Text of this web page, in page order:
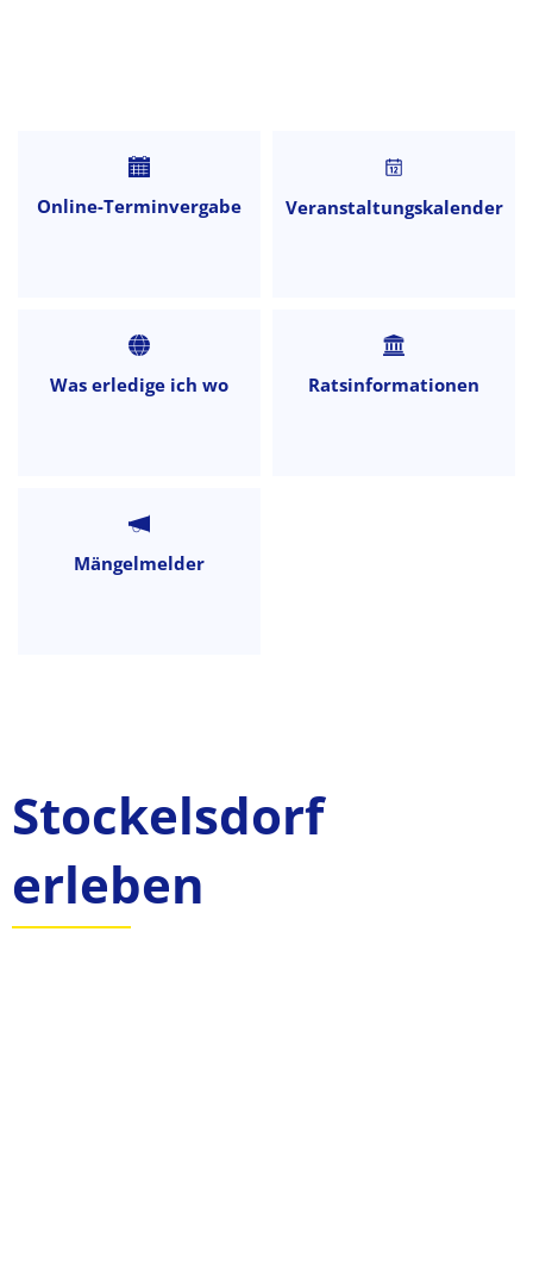
Startseite
Online-Terminvergabe Veranstaltungskalender
Was erledige ich wo Ratsinformationen
Mängelmelder
Stockelsdorf
erleben